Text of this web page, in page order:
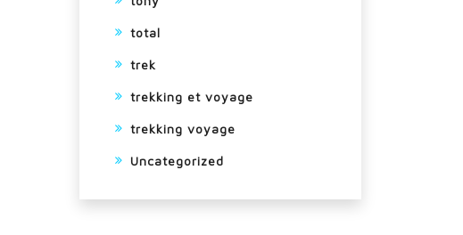
total
trek
trekking et voyage
trekking voyage
Uncategorized